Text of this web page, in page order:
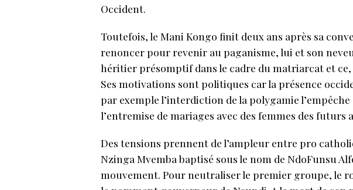
Occident.
Toutefois, le Mani Kongo finit deux ans après sa
renoncer pour revenir au paganisme, lui et son
héritier présomptif dans le cadre du matriarcat et
Ses motivations sont politiques car la présence
par exemple l’interdiction de la polygamie
l’entremise de mariages avec des femmes des futurs
Des tensions prennent de l’ampleur entre pro
Nzinga Mvemba baptisé sous le nom de NdoFunsu
mouvement. Pour neutraliser le premier groupe, le